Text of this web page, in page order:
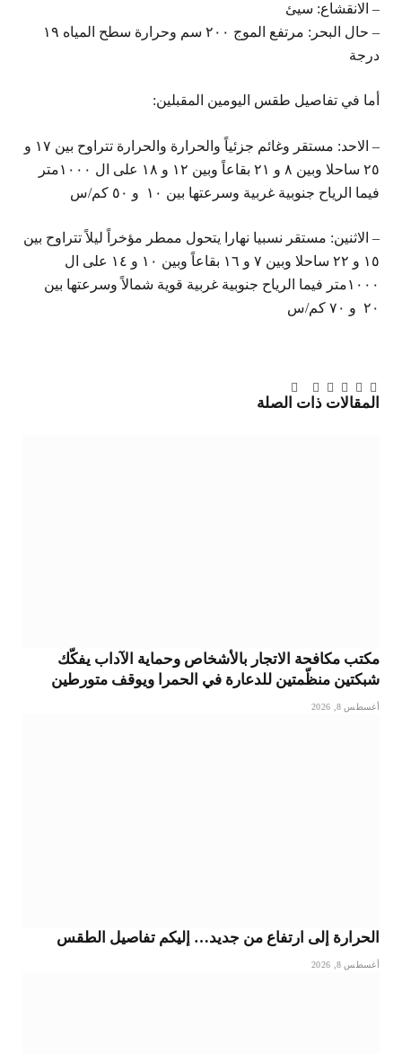
– الانقشاع: سيئ
– حال البحر: مرتفع الموج ٢٠٠ سم وحرارة سطح المياه ١٩
درجة
أما في تفاصيل طقس اليومين المقبلين:
– الاحد: مستقر وغائم جزئياً والحرارة والحرارة تتراوح بين ١٧ و
٢٥ ساحلا وبين ٨ و ٢١ بقاعاً وبين ١٢ و ١٨ على ال ١٠٠٠متر
فيما الرياح جنوبية غربية وسرعتها بين ١٠ و ٥٠ كم/س
– الاثنين: مستقر نسبيا نهارا يتحول ممطر مؤخراً ليلاً تتراوح بين
١٥ و ٢٢ ساحلا وبين ٧ و ١٦ بقاعاً وبين ١٠ و ١٤ على ال
١٠٠٠متر فيما الرياح جنوبية غربية قوية شمالاً وسرعتها بين
٢٠ و ٧٠ كم/س
فيسبوك
تويتربينتيريست
لينكدإن
Tumblr
تيلقرام
البريد
الإلكتروني
المقالات ذات الصلة
مكتب مكافحة الاتجار بالأشخاص وحماية الآداب يفكّك
شبكتين منظّمتين للدعارة في الحمرا ويوقف متورطين
أغسطس 8, 2026
الحرارة إلى ارتفاع من جديد… إليكم تفاصيل الطقس
أغسطس 8, 2026